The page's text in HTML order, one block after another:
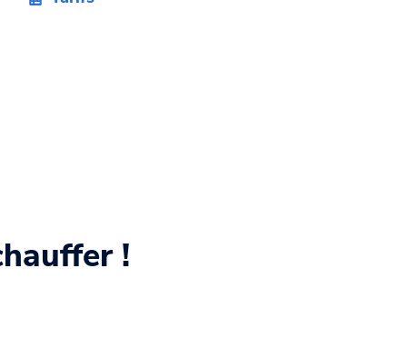
!